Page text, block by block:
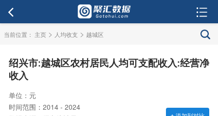
当前位置： 主页 > 人均收支 > 越城区
绍兴市:越城区农村居民人均可支配收入:经营净
收入
单位：元
时间范围：2014 - 2024